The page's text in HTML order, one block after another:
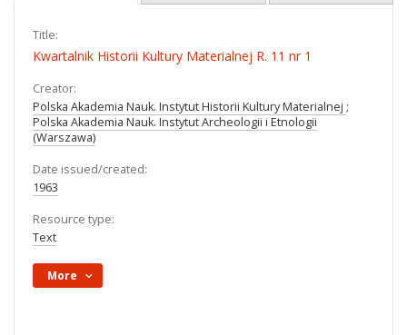
Title:
Kwartalnik Historii Kultury Materialnej R. 11 nr 1
Creator:
Polska Akademia Nauk. Instytut Historii Kultury Materialnej ;
Polska Akademia Nauk. Instytut Archeologii i Etnologii
(Warszawa)
Date issued/created:
1963
Resource type:
Text
More